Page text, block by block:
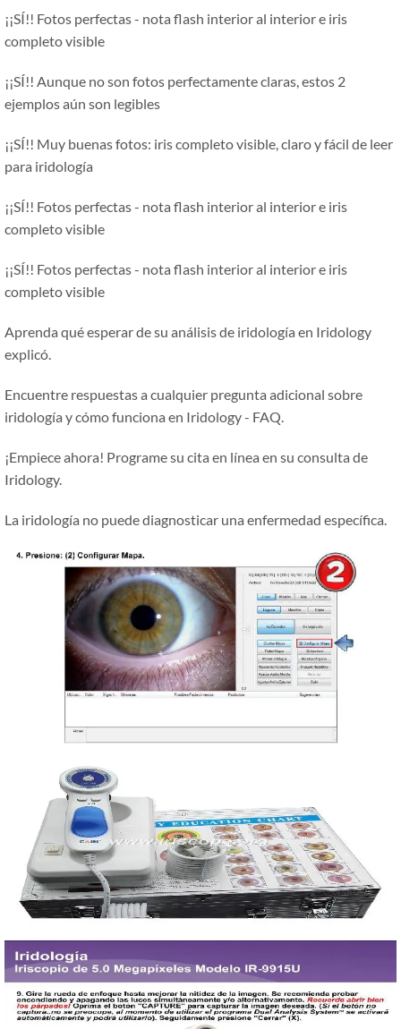
¡¡SÍ!! Fotos perfectas - nota flash interior al interior e iris
completo visible
¡¡SÍ!! Aunque no son fotos perfectamente claras, estos 2
ejemplos aún son legibles
¡¡SÍ!! Muy buenas fotos: iris completo visible, claro y fácil de leer
para iridología
¡¡SÍ!! Fotos perfectas - nota flash interior al interior e iris
completo visible
¡¡SÍ!! Fotos perfectas - nota flash interior al interior e iris
completo visible
Aprenda qué esperar de su análisis de iridología en Iridology
explicó.
Encuentre respuestas a cualquier pregunta adicional sobre
iridología y cómo funciona en Iridology - FAQ.
¡Empiece ahora! Programe su cita en línea en su consulta de
Iridology.
La iridología no puede diagnosticar una enfermedad específica.